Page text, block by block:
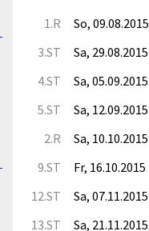
1.R So, 09.08.2015
3.ST Sa, 29.08.2015
4.ST Sa, 05.09.2015
5.ST Sa, 12.09.2015
2.R Sa, 10.10.2015
9.ST Fr, 16.10.2015
12.ST Sa, 07.11.2015
13.ST Sa, 21.11.2015